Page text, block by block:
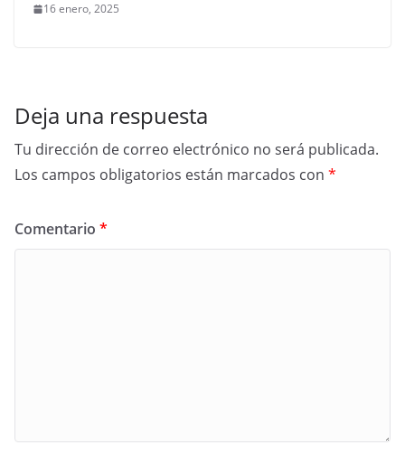
16 enero, 2025
Deja una respuesta
Tu dirección de correo electrónico no será publicada.
Los campos obligatorios están marcados con *
Comentario *